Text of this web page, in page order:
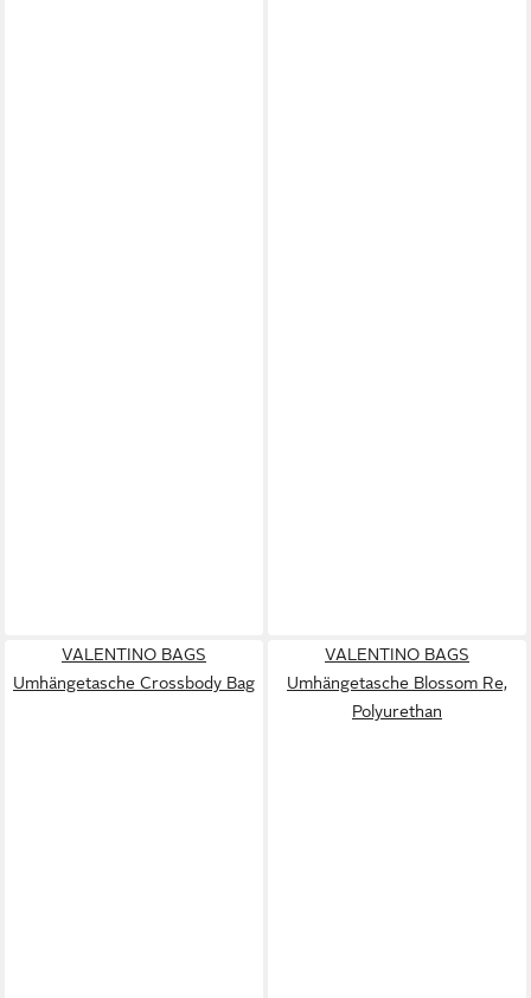
VALENTINO BAGS
Umhängetasche Crossbody Bag
VALENTINO BAGS
Umhängetasche Blossom Re,
Polyurethan